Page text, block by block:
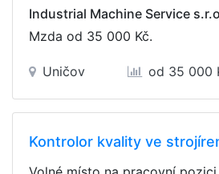
Industrial Machine Service
Mzda od 35 000 Kč.
Uničov od 35 000
Kontrolor kvality ve